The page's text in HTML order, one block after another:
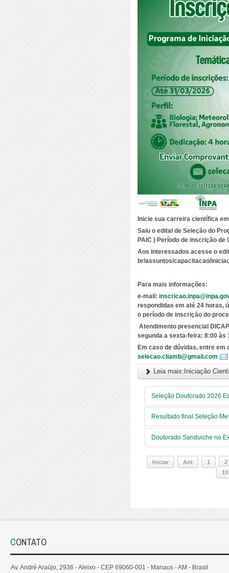
Inicie sua carreira científica
Saiu o edital de Seleção do
PAIC ) Período de inscrição de
Aos interessados acesse o
br/assuntos/capacitacao/
Para mais informações:
e-mail:
respondidas em até 24 horas,
o período de inscrição do
Atendimento presencial
segunda a sexta-feira: 8:00 às
Em caso de dúvidas, entre em
selecao.cliamb@gmail.com
Leia mais:Iniciação
Seleção Doutorado 2026
Resultado final Seleção
Doutorado Sanduiche no
Iniciar Ant 1
2
10
CONTATO
Av. André Araújo, 2936 - Aleixo - CEP 69060-001 - Manaus - AM - Brasil